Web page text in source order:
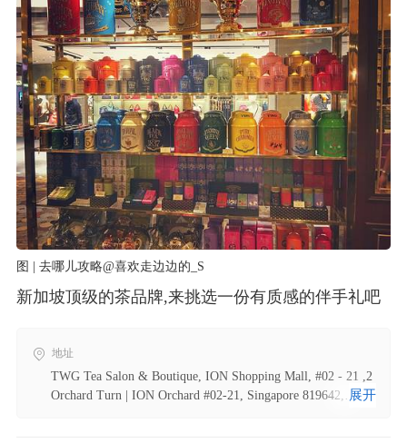
图 | 去哪儿攻略@喜欢走边边的_S
新加坡顶级的茶品牌,来挑选一份有质感的伴手礼吧
地址
TWG Tea Salon & Boutique, ION Shopping Mall, #02 - 21 ,2
Orchard Turn | ION Orchard #02-21, Singapore 819642, 展开